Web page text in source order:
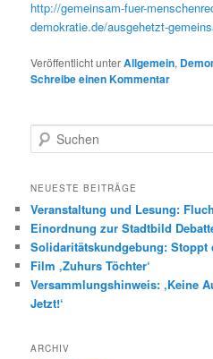
http://gemeinsam-fuer-
demokratie.de/ausgehetzt-
Veröffentlicht unterAllgemein,
Schreibe einen Kommentar
u
h
n
NEUESTE BEITRÄGE
Veranstaltung und Lesung:
Einordnung zur Stadtbild
Solidaritätskundgebung: Stoppt
Film ‚Zuhurs Töchter‘
Versammlungshinweis: ‚Keine
Jetzt!‘
ARCHIV